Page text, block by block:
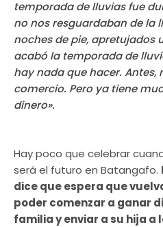
temporada de lluvias fue
no nos resguardaban de la
noches de pie, apretujados
acabó la temporada de
hay nada que hacer.
comercio. Pero ya tiene
dinero».
Hay poco que celebrar
será el futuro en Batangafo.
dice que espera que
poder comenzar a ganar
familia y enviar a su hija a